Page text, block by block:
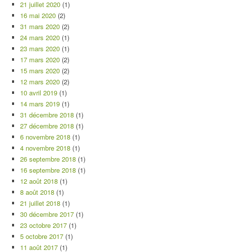
21 juillet 2020 (1)
16 mai 2020 (2)
31 mars 2020 (2)
24 mars 2020 (1)
23 mars 2020 (1)
17 mars 2020 (2)
15 mars 2020 (2)
12 mars 2020 (2)
10 avril 2019 (1)
14 mars 2019 (1)
31 décembre 2018 (1)
27 décembre 2018 (1)
6 novembre 2018 (1)
4 novembre 2018 (1)
26 septembre 2018 (1)
16 septembre 2018 (1)
12 août 2018 (1)
8 août 2018 (1)
21 juillet 2018 (1)
30 décembre 2017 (1)
23 octobre 2017 (1)
5 octobre 2017 (1)
11 août 2017 (1)